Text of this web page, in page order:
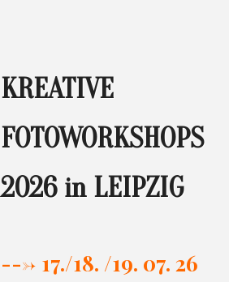
KREATIVE
FOTOWORKSHOPS
2026 in LEIPZIG
---> 17./18. /19. 07. 26